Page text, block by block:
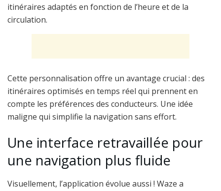
itinéraires adaptés en fonction de l’heure et de la
circulation.
Cette personnalisation offre un avantage crucial : des
itinéraires optimisés en temps réel qui prennent en
compte les préférences des conducteurs. Une idée
maligne qui simplifie la navigation sans effort.
Une interface retravaillée pour
une navigation plus fluide
Visuellement, l’application évolue aussi ! Waze a